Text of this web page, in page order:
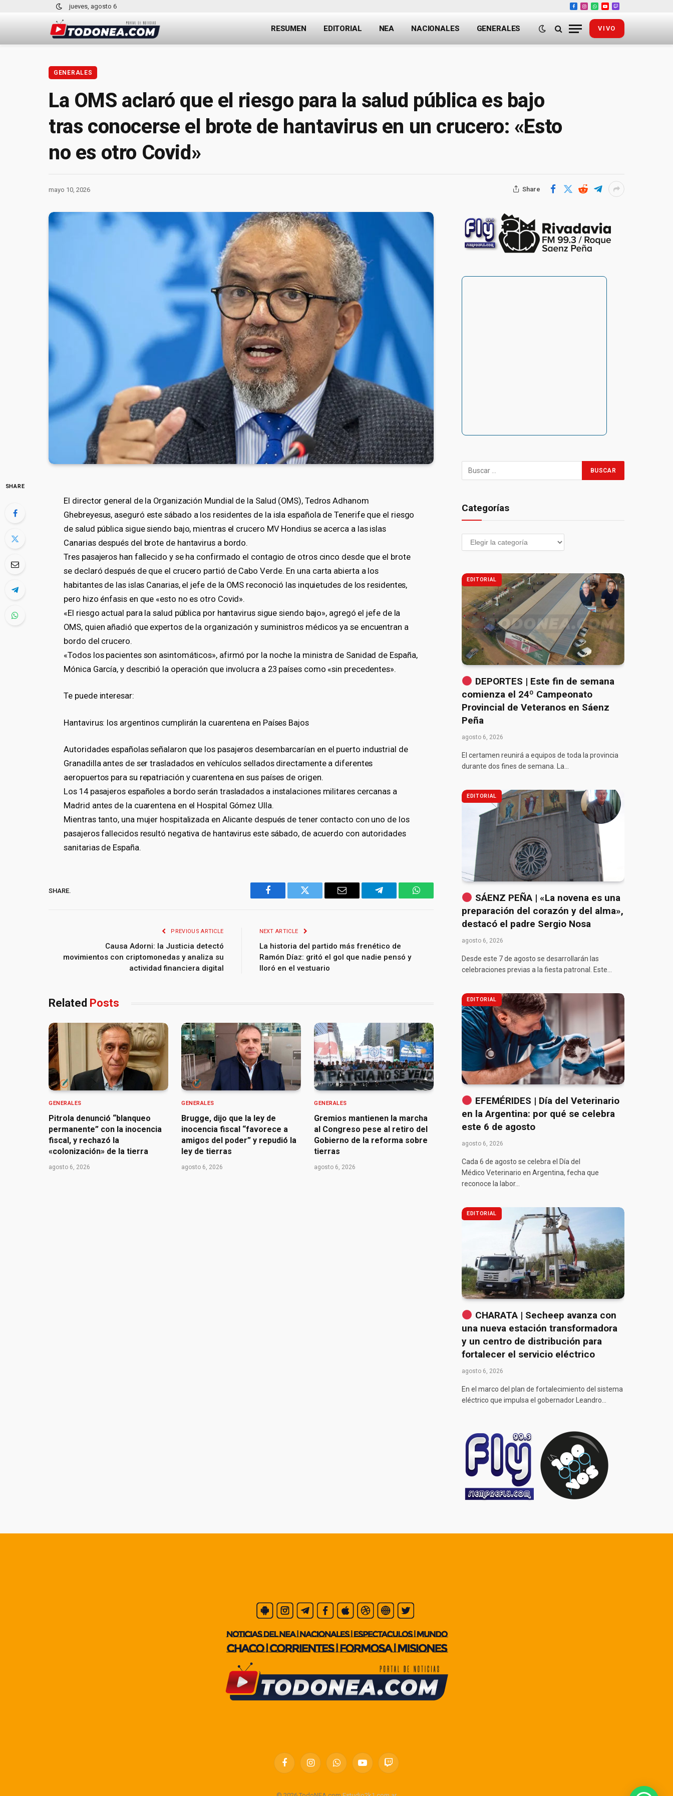
jueves, agosto 6
Facebook
Instagram
WhatsApp
YouTube
Twitch
RESUMEN EDITORIAL NEA NACIONALES GENERALES VIVO
GENERALES
La OMS aclaró que el riesgo para la salud pública es bajo
tras conocerse el brote de hantavirus en un crucero: «Esto
no es otro Covid»
mayo 10, 2026 Share
SHARE
El director general de la Organización Mundial de la Salud (OMS), Tedros Adhanom
Ghebreyesus, aseguró este sábado a los residentes de la isla española de Tenerife que el riesgo
de salud pública sigue siendo bajo, mientras el crucero MV Hondius se acerca a las islas
Canarias después del brote de hantavirus a bordo.
Tres pasajeros han fallecido y se ha confirmado el contagio de otros cinco desde que el brote
se declaró después de que el crucero partió de Cabo Verde. En una carta abierta a los
habitantes de las islas Canarias, el jefe de la OMS reconoció las inquietudes de los residentes,
pero hizo énfasis en que «esto no es otro Covid».
«El riesgo actual para la salud pública por hantavirus sigue siendo bajo», agregó el jefe de la
OMS, quien añadió que expertos de la organización y suministros médicos ya se encuentran a
bordo del crucero.
«Todos los pacientes son asintomáticos», afirmó por la noche la ministra de Sanidad de España,
Mónica García, y describió la operación que involucra a 23 países como «sin precedentes».
Te puede interesar:
Hantavirus: los argentinos cumplirán la cuarentena en Países Bajos
Autoridades españolas señalaron que los pasajeros desembarcarían en el puerto industrial de
Granadilla antes de ser trasladados en vehículos sellados directamente a diferentes
aeropuertos para su repatriación y cuarentena en sus países de origen.
Los 14 pasajeros españoles a bordo serán trasladados a instalaciones militares cercanas a
Madrid antes de la cuarentena en el Hospital Gómez Ulla.
Mientras tanto, una mujer hospitalizada en Alicante después de tener contacto con uno de los
pasajeros fallecidos resultó negativa de hantavirus este sábado, de acuerdo con autoridades
sanitarias de España.
SHARE.
Facebook Twitter Email Telegram WhatsApp
PREVIOUS ARTICLE
Causa Adorni: la Justicia detectó
movimientos con criptomonedas y analiza su
actividad financiera digital
NEXT ARTICLE
La historia del partido más frenético de
Ramón Díaz: gritó el gol que nadie pensó y
lloró en el vestuario
Related Posts
GENERALES
Pitrola denunció “blanqueo
permanente” con la inocencia
fiscal, y rechazó la
«colonización» de la tierra
agosto 6, 2026
GENERALES
Brugge, dijo que la ley de
inocencia fiscal “favorece a
amigos del poder” y repudió la
ley de tierras
agosto 6, 2026
GENERALES
Gremios mantienen la marcha
al Congreso pese al retiro del
Gobierno de la reforma sobre
tierras
agosto 6, 2026
Categorías
EDITORIAL
DEPORTES | Este fin de semana
comienza el 24º Campeonato
Provincial de Veteranos en Sáenz
Peña
agosto 6, 2026
El certamen reunirá a equipos de toda la provincia
durante dos fines de semana. La…
EDITORIAL
SÁENZ PEÑA | «La novena es una
preparación del corazón y del alma»,
destacó el padre Sergio Nosa
agosto 6, 2026
Desde este 7 de agosto se desarrollarán las
celebraciones previas a la fiesta patronal. Este…
EDITORIAL
EFEMÉRIDES | Día del Veterinario
en la Argentina: por qué se celebra
este 6 de agosto
agosto 6, 2026
Cada 6 de agosto se celebra el Día del
Médico Veterinario en Argentina, fecha que
reconoce la labor…
EDITORIAL
CHARATA | Secheep avanza con
una nueva estación transformadora
y un centro de distribución para
fortalecer el servicio eléctrico
agosto 6, 2026
En el marco del plan de fortalecimiento del sistema
eléctrico que impulsa el gobernador Leandro…
FacebookInstagramWhatsAppYouTubeTwitch